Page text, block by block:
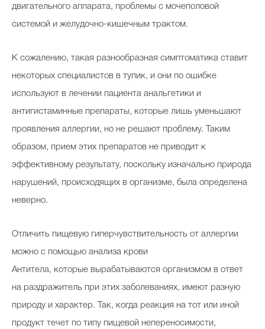
двигательного аппарата, проблемы с мочеполовой
системой и желудочно-кишечным трактом.
К сожалению, такая разнообразная симптоматика ставит
некоторых специалистов в тупик, и они по ошибке
используют в лечении пациента анальгетики и
антигистаминные препараты, которые лишь уменьшают
проявления аллергии, но не решают проблему. Таким
образом, прием этих препаратов не приводит к
эффективному результату, поскольку изначально природа
нарушений, происходящих в организме, была определена
неверно.
Отличить пищевую гиперчувствительность от аллергии
можно с помощью анализа крови
Антитела, которые вырабатываются организмом в ответ
на раздражитель при этих заболеваниях, имеют разную
природу и характер. Так, когда реакция на тот или иной
продукт течет по типу пищевой непереносимости,